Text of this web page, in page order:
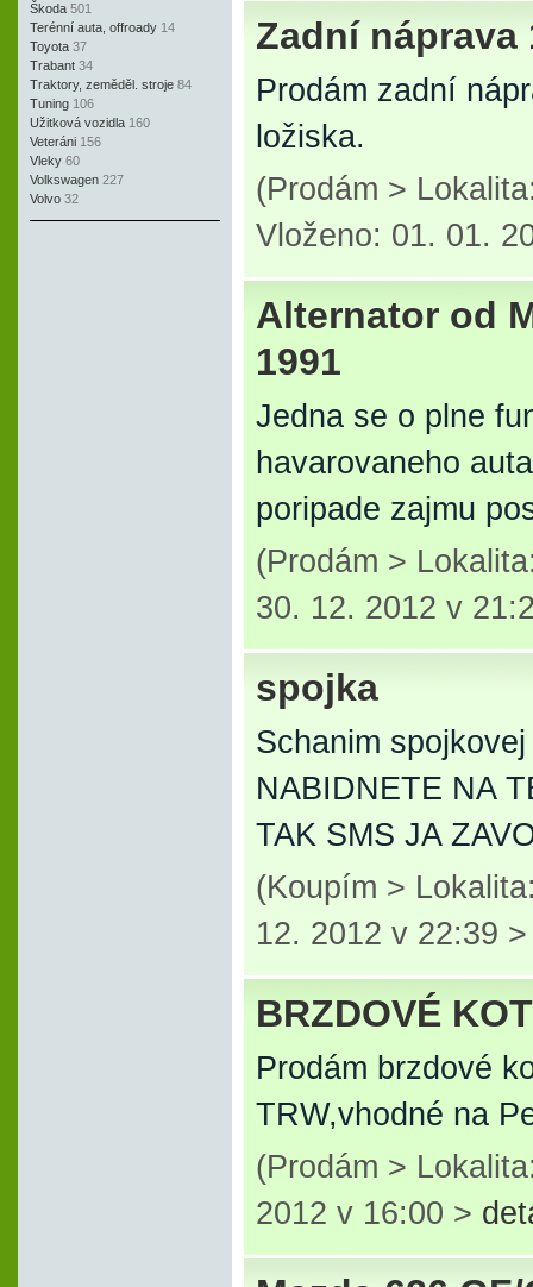
Škoda 501
Terénní auta, offroady 14
Toyota 37
Trabant 34
Traktory, zeměděl. stroje 84
Tuning 106
Užitková vozidla 160
Veteráni 156
Vleky 60
Volkswagen 227
Volvo 32
Zadní náprava
Prodám zadní
ložiska.
(Prodám >
Vloženo: 01. 01.
Alternator od
1991
Jedna se o plne
havarovaneho
poripade zajmu
(Prodám >
30. 12. 2012 v
spojka
Schanim
NABIDNETE NA
TAK SMS JA
(Koupím >
12. 2012 v 22:39
BRZDOVÉ
Prodám brzdové
TRW,vhodné na
(Prodám >
2012 v 16:00 >